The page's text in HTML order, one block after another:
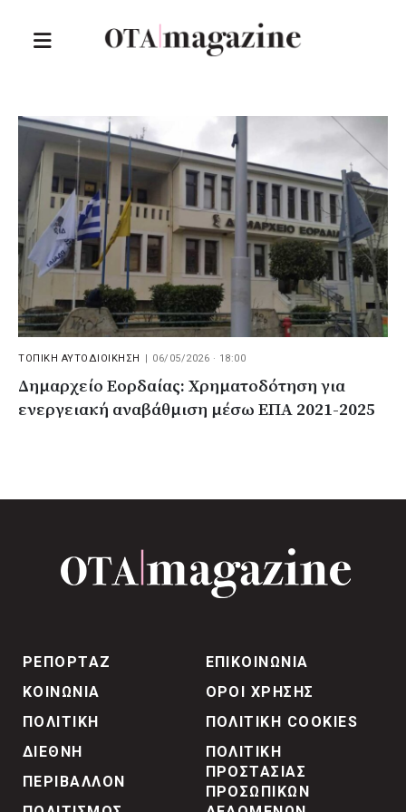
ΤΟΠΙΚΗ ΑΥΤΟΔΙΟΙΚΗΣΗ 06/05/2026 · 18:00
Δημαρχείο Εορδαίας: Χρηματοδότηση για
ενεργειακή αναβάθμιση μέσω ΕΠΑ 2021-2025
ΡΕΠΟΡΤΑΖ
ΚΟΙΝΩΝΙΑ
ΠΟΛΙΤΙΚΗ
ΔΙΕΘΝΗ
ΠΕΡΙΒΑΛΛΟΝ
ΕΠΙΚΟΙΝΩΝΙΑ
ΟΡΟΙ ΧΡΗΣΗΣ
ΠΟΛΙΤΙΚΗ COOKIES
ΠΟΛΙΤΙΚΗ
ΠΡΟΣΤΑΣΙΑΣ
ΠΡΟΣΩΠΙΚΩΝ